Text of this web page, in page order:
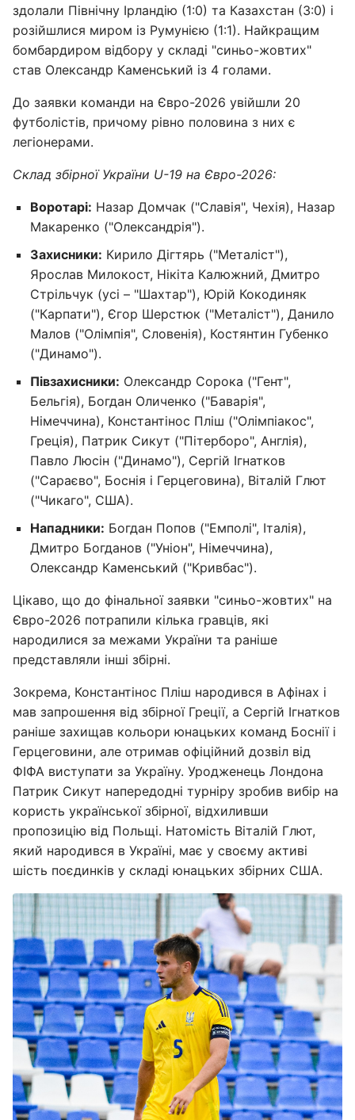
здолали Північну Ірландію (1:0) та Казахстан (3:0) і
розійшлися миром із Румунією (1:1). Найкращим
бомбардиром відбору у складі "синьо-жовтих"
став Олександр Каменський із 4 голами.
До заявки команди на Євро-2026 увійшли 20
футболістів, причому рівно половина з них є
легіонерами.
Склад збірної України U-19 на Євро-2026:
Воротарі: Назар Домчак ("Славія", Чехія), Назар
Макаренко ("Олександрія").
Захисники: Кирило Дігтярь ("Металіст"),
Ярослав Милокост, Нікіта Калюжний, Дмитро
Стрільчук (усі – "Шахтар"), Юрій Кокодиняк
("Карпати"), Єгор Шерстюк ("Металіст"), Данило
Малов ("Олімпія", Словенія), Костянтин Губенко
("Динамо").
Півзахисники: Олександр Сорока ("Гент",
Бельгія), Богдан Оличенко ("Баварія",
Німеччина), Константінос Пліш ("Олімпіакос",
Греція), Патрик Сикут ("Пітерборо", Англія),
Павло Люсін ("Динамо"), Сергій Ігнатков
("Сараєво", Боснія і Герцеговина), Віталій Глют
("Чикаго", США).
Нападники: Богдан Попов ("Емполі", Італія),
Дмитро Богданов ("Уніон", Німеччина),
Олександр Каменський ("Кривбас").
Цікаво, що до фінальної заявки "синьо-жовтих" на
Євро-2026 потрапили кілька гравців, які
народилися за межами України та раніше
представляли інші збірні.
Зокрема, Константінос Пліш народився в Афінах і
мав запрошення від збірної Греції, а Сергій Ігнатков
раніше захищав кольори юнацьких команд Боснії і
Герцеговини, але отримав офіційний дозвіл від
ФІФА виступати за Україну. Уродженець Лондона
Патрик Сикут напередодні турніру зробив вибір на
користь української збірної, відхиливши
пропозицію від Польщі. Натомість Віталій Глют,
який народився в Україні, має у своєму активі
шість поєдинків у складі юнацьких збірних США.